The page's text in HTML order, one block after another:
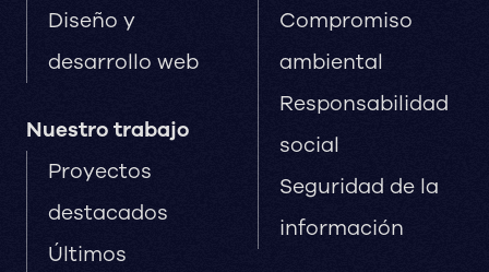
Diseño y
desarrollo web
Nuestro trabajo
Proyectos
destacados
Últimos
Compromiso
ambiental
Responsabilidad
social
Seguridad de la
información